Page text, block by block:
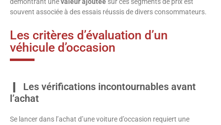
souvent associée à des essais réussis de divers consommateurs.
Les critères d’évaluation d’un
véhicule d’occasion
Les vérifications incontournables avant
l’achat
Se lancer dans l’achat d’une voiture d’occasion requiert une